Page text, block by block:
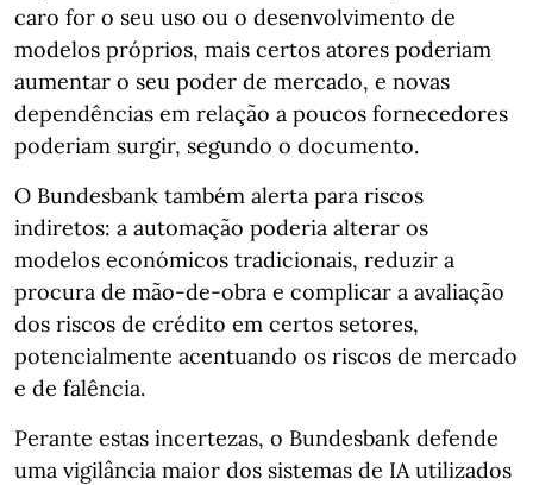
caro for o seu uso ou o desenvolvimento de
modelos próprios, mais certos atores poderiam
aumentar o seu poder de mercado, e novas
dependências em relação a poucos fornecedores
poderiam surgir, segundo o documento.
O Bundesbank também alerta para riscos
indiretos: a automação poderia alterar os
modelos económicos tradicionais, reduzir a
procura de mão-de-obra e complicar a avaliação
dos riscos de crédito em certos setores,
potencialmente acentuando os riscos de mercado
e de falência.
Perante estas incertezas, o Bundesbank defende
uma vigilância maior dos sistemas de IA utilizados